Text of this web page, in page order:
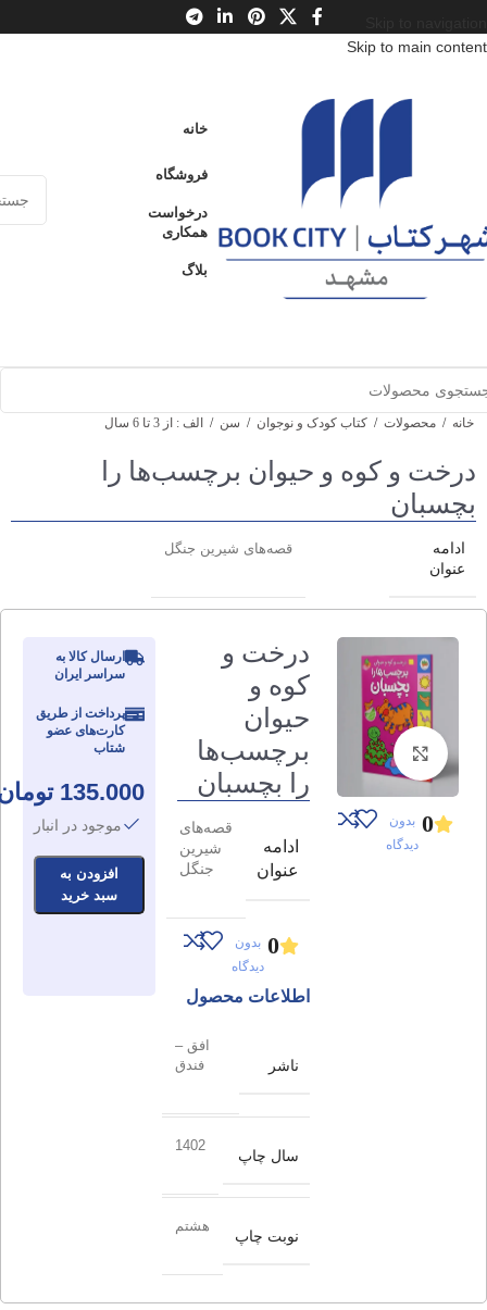
Skip to main content
خانه
فروشگاه
درخواست
همکاری
بلاگ
خانه / محصولات / کتاب کودک و نوجوان / سن / الف : از 3 تا 6 سال
درخت و کوه و حیوان برچسب‌ها را
بچسبان
ادامه
عنوان
قصه‌های شیرین جنگل
برای بزرگنمایی کلیک کنید
0 بدون
دیدگاه
درخت و
کوه و
حیوان
برچسب‌ها
را بچسبان
ادامه
عنوان
قصه‌های
شیرین
جنگل
0 بدون
دیدگاه
اطلاعات محصول
ناشر
افق –
فندق
سال چاپ
1402
نوبت چاپ
هشتم
ارسال کالا به
سراسر ایران
پرداخت از طریق
کارت‌های عضو
شتاب
135.000
موجود در انبار
افزودن به
سبد خرید